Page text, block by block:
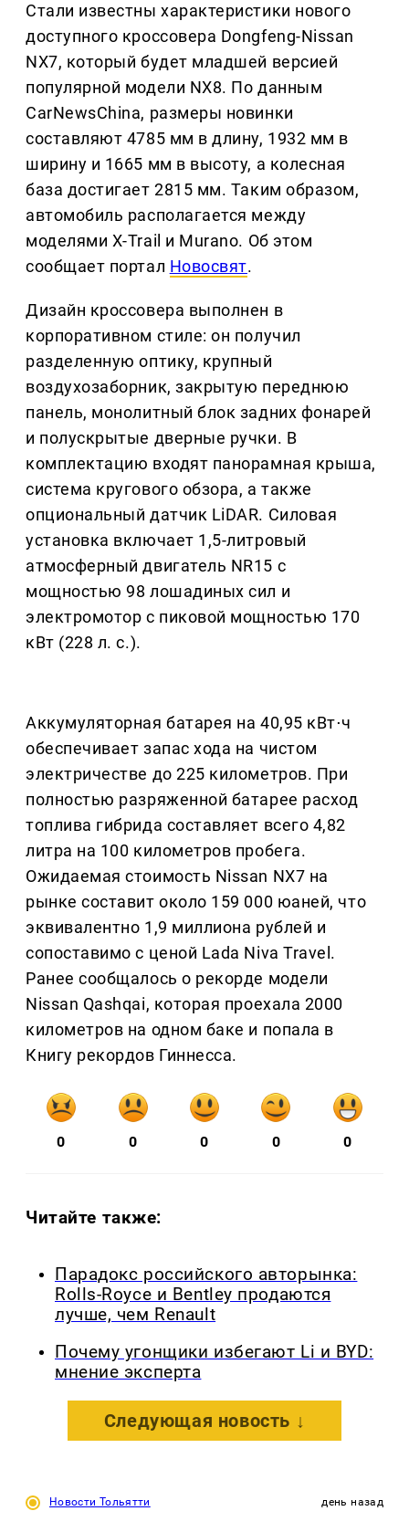
Стали известны характеристики нового
доступного кроссовера Dongfeng-Nissan
NX7, который будет младшей версией
популярной модели NX8. По данным
CarNewsChina, размеры новинки
составляют 4785 мм в длину, 1932 мм в
ширину и 1665 мм в высоту, а колесная
база достигает 2815 мм. Таким образом,
автомобиль располагается между
моделями X-Trail и Murano. Об этом
сообщает портал Новосвят.
Дизайн кроссовера выполнен в
корпоративном стиле: он получил
разделенную оптику, крупный
воздухозаборник, закрытую переднюю
панель, монолитный блок задних фонарей
и полускрытые дверные ручки. В
комплектацию входят панорамная крыша,
система кругового обзора, а также
опциональный датчик LiDAR. Силовая
установка включает 1,5-литровый
атмосферный двигатель NR15 с
мощностью 98 лошадиных сил и
электромотор с пиковой мощностью 170
кВт (228 л. с.).
Аккумуляторная батарея на 40,95 кВт⋅ч
обеспечивает запас хода на чистом
электричестве до 225 километров. При
полностью разряженной батарее расход
топлива гибрида составляет всего 4,82
литра на 100 километров пробега.
Ожидаемая стоимость Nissan NX7 на
рынке составит около 159 000 юаней, что
эквивалентно 1,9 миллиона рублей и
сопоставимо с ценой Lada Niva Travel.
Ранее сообщалось о рекорде модели
Nissan Qashqai, которая проехала 2000
километров на одном баке и попала в
Книгу рекордов Гиннесса.
0 0 0 0 0
Читайте также:
Парадокс российского авторынка:
Rolls-Royce и Bentley продаются
лучше, чем Renault
Почему угонщики избегают Li и BYD:
мнение эксперта
Следующая новость ↓
Новости Тольятти день назад